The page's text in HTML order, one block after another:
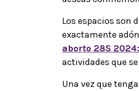
Los espacios son
exactamente
aborto 28S 2024
actividades que
Una vez que